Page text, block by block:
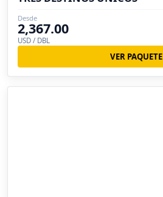
Desde
2,367.00
USD / DBL
VER PAQUETE